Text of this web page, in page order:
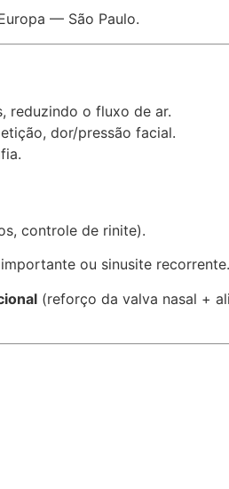
— São Paulo.
reduzindo o fluxo de ar.
dor/pressão facial.
controle de rinite).
ou sinusite recorrente.
(reforço da valva nasal +